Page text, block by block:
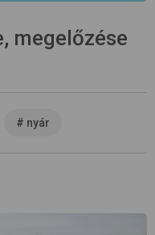
megelőzése
# nyár